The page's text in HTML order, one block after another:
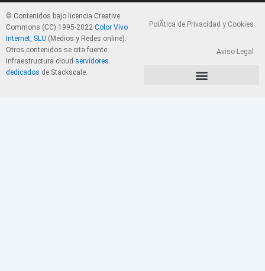
© Contenidos bajo licencia Creative
Commons (CC) 1995-2022 Color Vivo
Internet, SLU (Medios y Redes online).
Otros contenidos se cita fuente.
Infraestructura cloud servidores
dedicados de Stackscale.
PolÃ­tica de Privacidad y Cookies
Aviso Legal